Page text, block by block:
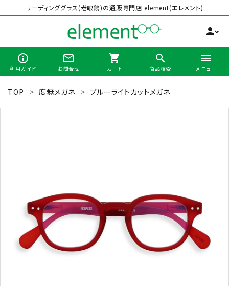
リーディンググラス(老眼鏡)の通販専門店 element(エレメント)
person
info_outline
利用ガイド
mail_outline
お問合せ
shopping_cart
カート
search
商品検索
menu
メニュー
search
カテゴリーから選ぶ
ブランドから選ぶ
形から選ぶ
TOP 度無メガネ ブルーライトカットメガネ